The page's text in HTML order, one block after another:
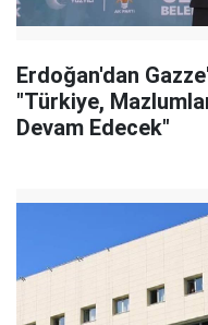
Erdoğan'dan
"Türkiye,
Devam Edecek"